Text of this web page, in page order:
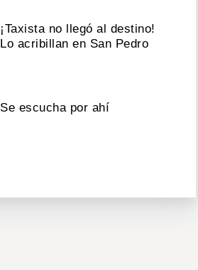
¡Taxista no llegó al destino!
Lo acribillan en San Pedro
Se escucha por ahí